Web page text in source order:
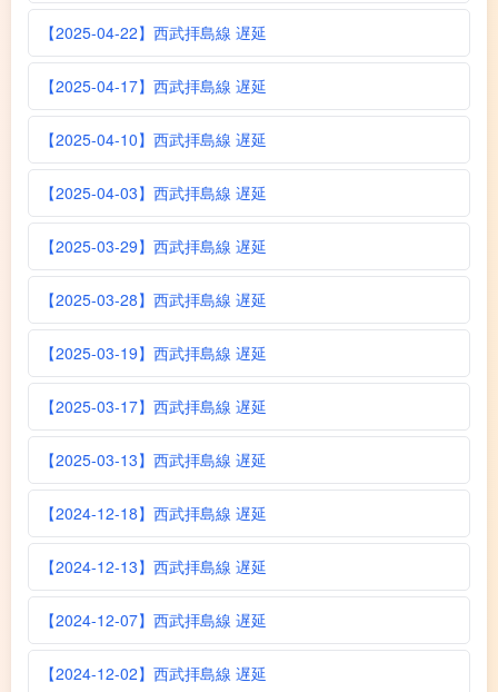
【2025-04-22】西武拝島線 遅延
【2025-04-17】西武拝島線 遅延
【2025-04-10】西武拝島線 遅延
【2025-04-03】西武拝島線 遅延
【2025-03-29】西武拝島線 遅延
【2025-03-28】西武拝島線 遅延
【2025-03-19】西武拝島線 遅延
【2025-03-17】西武拝島線 遅延
【2025-03-13】西武拝島線 遅延
【2024-12-18】西武拝島線 遅延
【2024-12-13】西武拝島線 遅延
【2024-12-07】西武拝島線 遅延
【2024-12-02】西武拝島線 遅延